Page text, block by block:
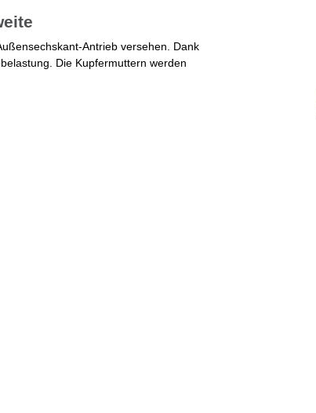
Antrieb versehen. Dank
Die Kupfermuttern werden